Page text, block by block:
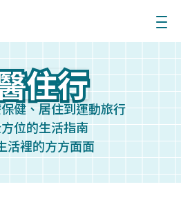
住行
住行
健、居住到運動旅行
位的生活指南
活裡的方方面面